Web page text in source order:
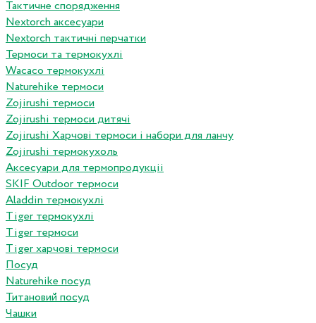
Тактичне спорядження
Nextorch аксесуари
Nextorch тактичні перчатки
Термоси та термокухлі
Wacaco термокухлі
Naturehike термоси
Zojirushi термоси
Zojirushi термоси дитячі
Zojirushi Харчові термоси і набори для ланчу
Zojirushi термокухоль
Аксесуари для термопродукціі
SKIF Outdoor термоси
Aladdin термокухлі
Tiger термокухлі
Tiger термоси
Tiger харчові термоси
Посуд
Naturehike посуд
Титановий посуд
Чашки